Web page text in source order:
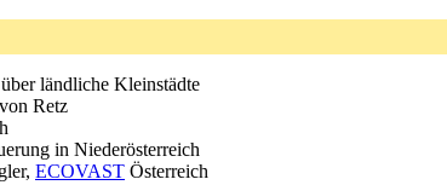
ländliche Kleinstädte
Retz
in Niederösterreich
ECOVAST Österreich